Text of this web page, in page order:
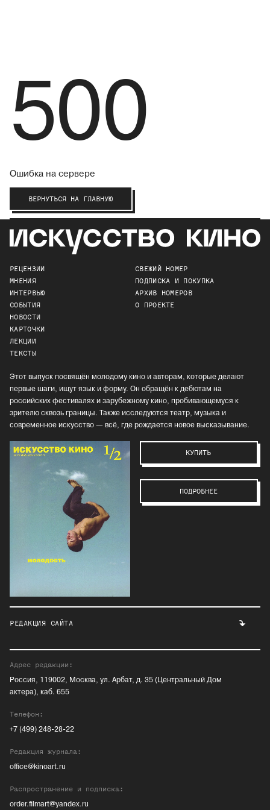
500
Ошибка на сервере
ВЕРНУТЬСЯ НА ГЛАВНУЮ
РЕЦЕНЗИИ
МНЕНИЯ
ИНТЕРВЬЮ
СОБЫТИЯ
НОВОСТИ
КАРТОЧКИ
ЛЕКЦИИ
ТЕКСТЫ
СВЕЖИЙ НОМЕР
ПОДПИСКА И ПОКУПКА
АРХИВ НОМЕРОВ
О ПРОЕКТЕ
Этот выпуск посвящён молодому кино и авторам, которые делают
первые шаги, ищут язык и форму. Он обращён к дебютам на
российских фестивалях и зарубежному кино, пробивающемуся к
зрителю сквозь границы. Также исследуются театр, музыка и
современное искусство — всё, где рождается новое высказывание.
КУПИТЬ
ПОДРОБНЕЕ
РЕДАКЦИЯ САЙТА
Адрес редакции:
Россия, 119002, Москва, ул. Арбат, д. 35 (Центральный Дом
актера), каб. 655
Телефон:
+7 (499) 248-28-22
Редакция журнала:
office@kinoart.ru
Распространение и подписка:
order.filmart@yandex.ru